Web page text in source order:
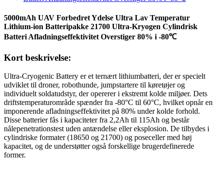
5000mAh UAV Forbedret Ydelse Ultra Lav Temperatur
Lithium-ion Batteripakke 21700 Ultra-Kryogen Cylindrisk
Batteri Afladningseffektivitet Overstiger 80% i -80℃
Kort beskrivelse:
Ultra-Cryogenic Battery er et ternært lithiumbatteri, der er specielt
udviklet til droner, robothunde, jumpstartere til køretøjer og
individuelt soldatudstyr, der opererer i ekstremt kolde miljøer. Dets
driftstemperaturområde spænder fra -80°C til 60°C, hvilket opnår en
imponerende afladningseffektivitet på 80% under kolde forhold.
Disse batterier fås i kapaciteter fra 2,2Ah til 115Ah og består
nålepenetrationstest uden antændelse eller eksplosion. De tilbydes i
cylindriske formater (18650 og 21700) og poseceller med høj
kapacitet, og de understøtter også forskellige brugerdefinerede
former.